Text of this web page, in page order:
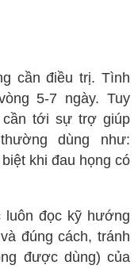
cần điều trị. Tình
5-7 ngày. Tuy
cần tới sự trợ giúp
dùng như:
khi đau họng có
luôn đọc kỹ hướng
đúng cách, tránh
được dùng) của